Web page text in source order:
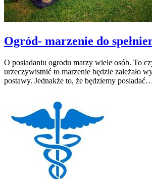
Ogród- marzenie do
O posiadaniu ogrodu marzy wiele osób. To
urzeczywistnić to marzenie będzie zależało
postawy. Jednakże to, że będziemy